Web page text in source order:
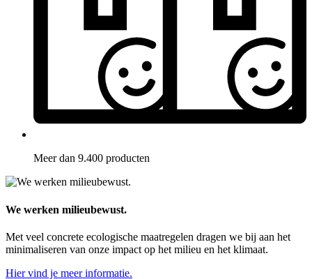
Meer dan 9.400 producten
We werken milieubewust.
Met veel concrete ecologische maatregelen dragen we bij aan het
minimaliseren van onze impact op het milieu en het klimaat.
Hier vind je meer informatie.